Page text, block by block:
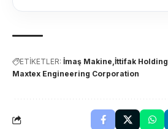
ETİKETLER: İmaş Makine İttifak Holding
Maxtex Engineering Corporation